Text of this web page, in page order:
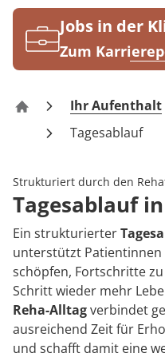
Blog
Karriere
Jobs in der
Zum
Reha-Zentrum
Ihr Aufenthalt
Tagesablauf
Strukturiert durch den
Tagesablauf
Ein strukturierter
unterstützt Patientinnen
schöpfen, Fortschritte
Schritt wieder mehr
Reha-Alltagverbindet
ausreichend Zeit für
und schafft damit eine